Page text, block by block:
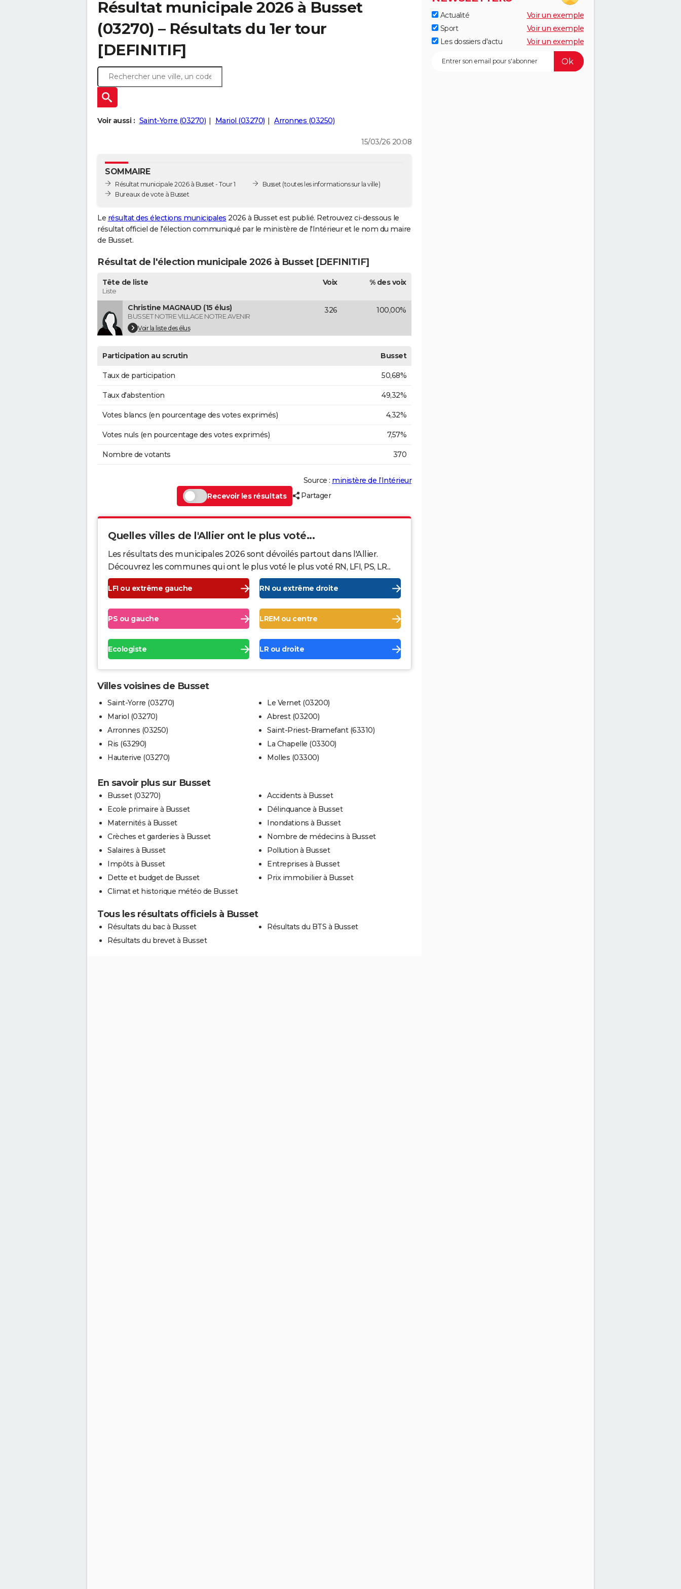
Résultat municipale 2026 à Busset
(03270) – Résultats du 1er tour
[DEFINITIF]
Voir aussi : Saint-Yorre (03270) Mariol (03270) Arronnes (03250)
15/03/26 20:08
SOMMAIRE
Résultat municipale 2026 à Busset - Tour 1
Bureaux de vote à Busset
Busset (toutes les informations sur la ville)
Le résultat des élections municipales 2026 à Busset est publié. Retrouvez ci-dessous le
résultat officiel de l'élection communiqué par le ministère de l'Intérieur et le nom du maire
de Busset.
Résultat de l'élection municipale 2026 à Busset [DEFINITIF]
Tête de liste
Liste
Voix % des voix
Christine MAGNAUD (15 élus)
BUSSET NOTRE VILLAGE NOTRE AVENIR
Voir la liste des élus
326 100,00%
Participation au scrutin Busset
Taux de participation 50,68%
Taux d'abstention 49,32%
Votes blancs (en pourcentage des votes exprimés) 4,32%
Votes nuls (en pourcentage des votes exprimés) 7,57%
Nombre de votants 370
Source : ministère de l’Intérieur
Recevoir les résultats
Partager
Quelles villes de l'Allier ont le plus voté...
Les résultats des municipales 2026 sont dévoilés partout dans l'Allier.
Découvrez les communes qui ont le plus voté le plus voté RN, LFI, PS, LR...
LFI ou extrême gauche RN ou extrême droite
PS ou gauche LREM ou centre
Ecologiste LR ou droite
Villes voisines de Busset
Saint-Yorre (03270)
Mariol (03270)
Arronnes (03250)
Ris (63290)
Hauterive (03270)
Le Vernet (03200)
Abrest (03200)
Saint-Priest-Bramefant (63310)
La Chapelle (03300)
Molles (03300)
En savoir plus sur Busset
Busset (03270)
Ecole primaire à Busset
Maternités à Busset
Crèches et garderies à Busset
Salaires à Busset
Impôts à Busset
Dette et budget de Busset
Climat et historique météo de Busset
Accidents à Busset
Délinquance à Busset
Inondations à Busset
Nombre de médecins à Busset
Pollution à Busset
Entreprises à Busset
Prix immobilier à Busset
Tous les résultats officiels à Busset
Résultats du bac à Busset
Résultats du brevet à Busset
Résultats du BTS à Busset
Actualité
Voir un exemple
Sport
Voir un exemple
Les dossiers d'actu
Voir un exemple